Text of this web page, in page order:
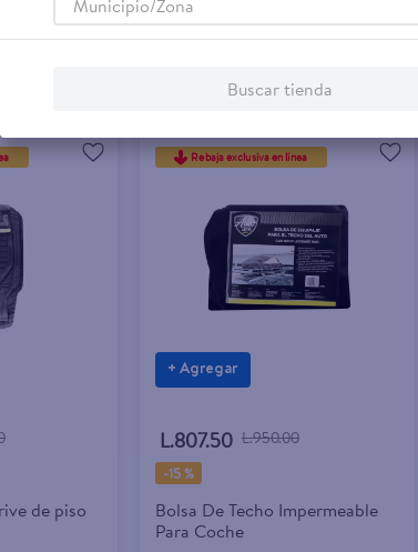
de piso
Rebaja exclusiva en línea
+ Agregar
L.807.50 L.950.00
-15 %
Bolsa De Techo Impermeable
Para Coche
Municipio/Zona
Buscar tienda